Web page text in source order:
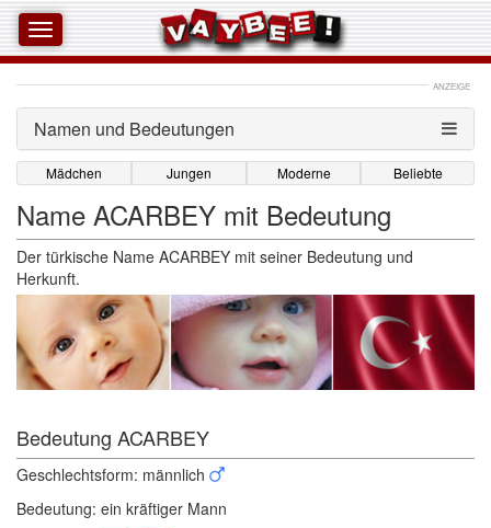
ANZEIGE
Namen und Bedeutungen
Mädchen Jungen Moderne Beliebte
Name ACARBEY mit Bedeutung
Der türkische Name ACARBEY mit seiner Bedeutung und
Herkunft.
Bedeutung ACARBEY
Geschlechtsform: männlich
Bedeutung: ein kräftiger Mann